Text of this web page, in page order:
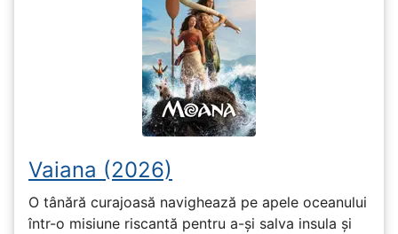
Vaiana (2026)
O tânără curajoasă navighează pe apele oceanului
într-o misiune riscantă pentru a-și salva insula și